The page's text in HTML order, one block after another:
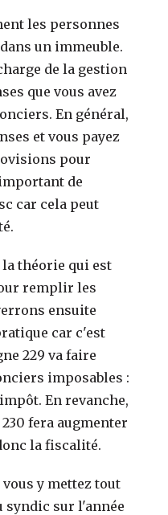
les personnes
un immeuble.
de la gestion
que vous avez
En général,
et vous payez
pour
de
car cela peut
la théorie qui est
remplir les
ensuite
car c'est
229 va faire
imposables :
En revanche,
fera augmenter
la fiscalité.
y mettez tout
syndic sur l'année